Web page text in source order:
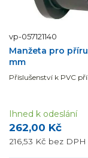
vp-057121140
Manžeta pro
mm
Příslušenství k PVC
262,00 Kč
216,53 Kč bez DPH
Ihned k odeslání